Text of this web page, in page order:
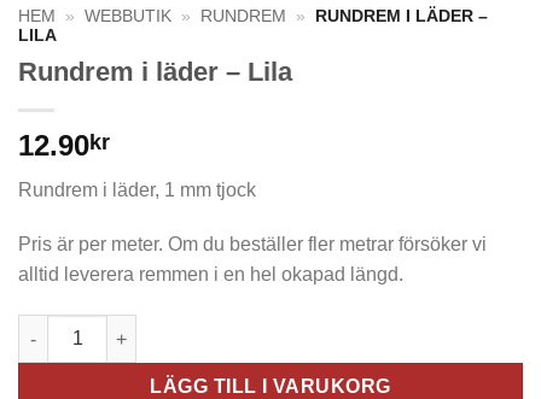
HEM » WEBBUTIK » RUNDREM »
RUNDREM I LÄDER –
LILA
Rundrem i läder – Lila
12.90kr
Rundrem i läder, 1 mm tjock
Pris är per meter. Om du beställer fler metrar försöker vi
alltid leverera remmen i en hel okapad längd.
Rundrem i läder - Lila mängd
LÄGG TILL I VARUKORG